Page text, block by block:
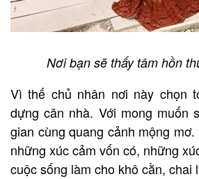
Nơi bạn sẽ thấy tâm hồn
Vì thế chủ nhân nơi này chọn
dựng căn nhà. Với mong muốn
gian cùng quang cảnh mộng
những xúc cảm vốn có, những
cuộc sống làm cho khô cằn, chai